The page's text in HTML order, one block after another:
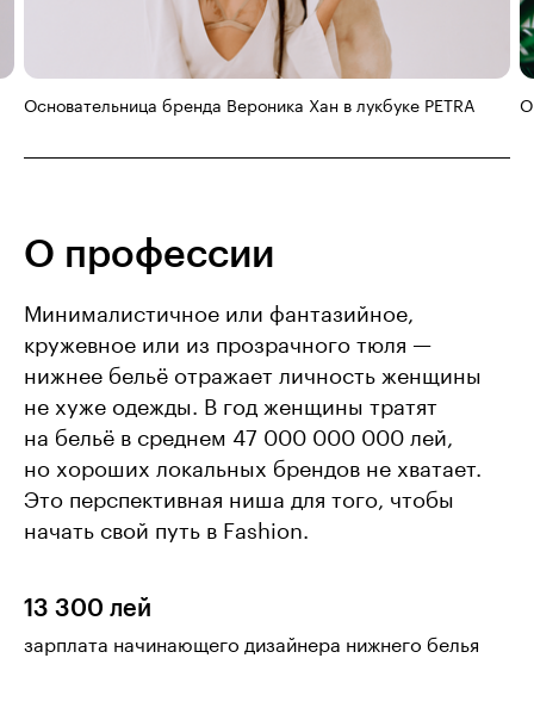
Основательница бренда Вероника Хан в лукбуке PETRA
О профессии
Минималистичное или фантазийное,
кружевное или из прозрачного тюля —
нижнее бельё отражает личность женщины
не хуже одежды. В год женщины тратят
на бельё в среднем 47 000 000 000 лей,
но хороших локальных брендов не хватает.
Это перспективная ниша для того, чтобы
начать свой путь в Fashion.
13 300 лей
зарплата начинающего дизайнера нижнего белья